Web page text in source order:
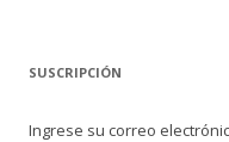
SUSCRIPCIÓN
Ingrese su correo